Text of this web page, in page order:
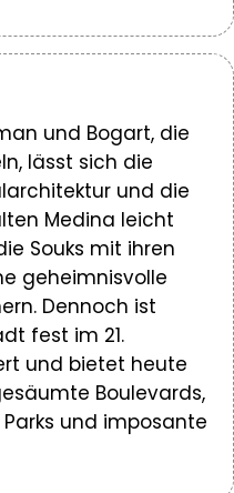
und Bogart, die
lässt sich die
und die
Medina leicht
Souks mit ihren
geheimnisvolle
Dennoch ist
fest im 21.
und bietet heute
Boulevards,
und imposante